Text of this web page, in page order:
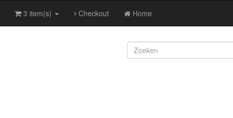
3 item(s) Checkout Home